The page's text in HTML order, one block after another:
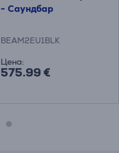
- Саундбар
BEAM2EU1BLK
Цена:
575.99 €